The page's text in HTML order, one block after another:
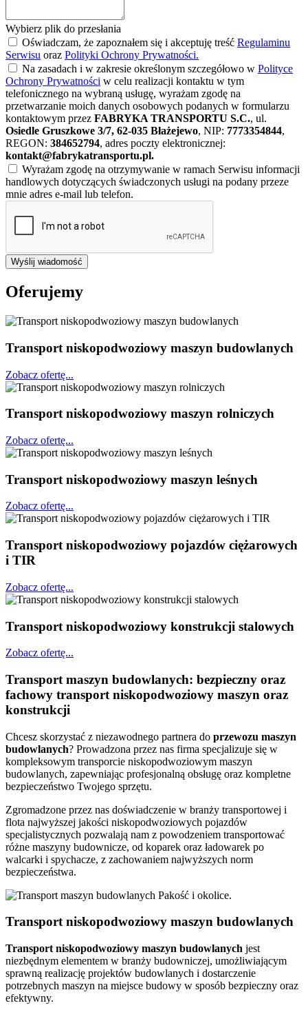
Wybierz plik do przesłania
Oświadczam, że zapoznałem się i akceptuję treść Regulaminu
Serwisu oraz Polityki Ochrony Prywatności.
Na zasadach i w zakresie określonym szczegółowo w Polityce
Ochrony Prywatności w celu realizacji kontaktu w tym
telefonicznego na wybraną usługę, wyrażam zgodę na
przetwarzanie moich danych osobowych podanych w formularzu
kontaktowym przez FABRYKA TRANSPORTU S.C., ul.
Osiedle Gruszkowe 3/7, 62-035 Błażejewo, NIP: 7773354844,
REGON: 384652794, adres poczty elektronicznej:
kontakt@fabrykatransportu.pl.
Wyrażam zgodę na otrzymywanie w ramach Serwisu informacji
handlowych dotyczących świadczonych usługi na podany przeze
mnie adres e-mail lub telefon.
Wyślij wiadomość
Oferujemy
Transport niskopodwoziowy maszyn budowlanych
Zobacz ofertę...
Transport niskopodwoziowy maszyn rolniczych
Zobacz ofertę...
Transport niskopodwoziowy maszyn leśnych
Zobacz ofertę...
Transport niskopodwoziowy pojazdów ciężarowych
i TIR
Zobacz ofertę...
Transport niskopodwoziowy konstrukcji stalowych
Zobacz ofertę...
Transport maszyn budowlanych: bezpieczny oraz
fachowy transport niskopodwoziowy maszyn oraz
konstrukcji
Chcesz skorzystać z niezawodnego partnera do przewozu maszyn
budowlanych? Prowadzona przez nas firma specjalizuje się w
kompleksowym transporcie niskopodwoziowym maszyn
budowlanych, zapewniając profesjonalną obsługę oraz kompletne
bezpieczeństwo Twojego sprzętu.
Zgromadzone przez nas doświadczenie w branży transportowej i
flota najwyższej jakości niskopodwoziowych pojazdów
specjalistycznych pozwalają nam z powodzeniem transportować
różne maszyny budownicze, od koparek oraz ładowarek po
walcarki i spychacze, z zachowaniem najwyższych norm
bezpieczeństwa.
Transport niskopodwoziowy maszyn budowlanych
Transport niskopodwoziowy maszyn budowlanych jest
niezbędnym elementem w branży budowniczej, umożliwiającym
sprawną realizację projektów budowlanych i dostarczenie
potrzebnych maszyn na miejsce budowy w sposób bezpieczny oraz
efektywny.